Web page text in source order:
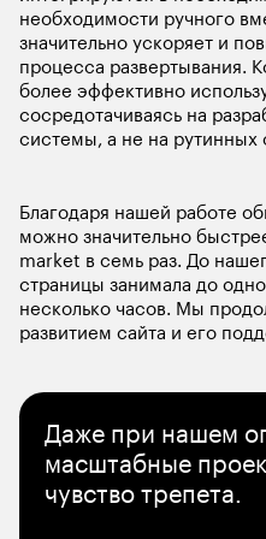
Благодаря нашей работе
можно значительно
market в семь раз. До
страницы занимала до
несколько часов. Мы
развитием сайта и его
необходимости ручного
значительно ускоряет и
процесса развертывания.
более эффективно
сосредотачиваясь на
системы, а не на рутинных
Даже при нашем
масштабные
чувство трепета.